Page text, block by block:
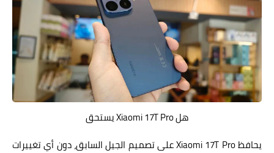
هل Xiaomi 17T Pro يستحق
يحافظ Xiaomi 17T Pro على تصميم الجيل السابق، دون أي تغييرات